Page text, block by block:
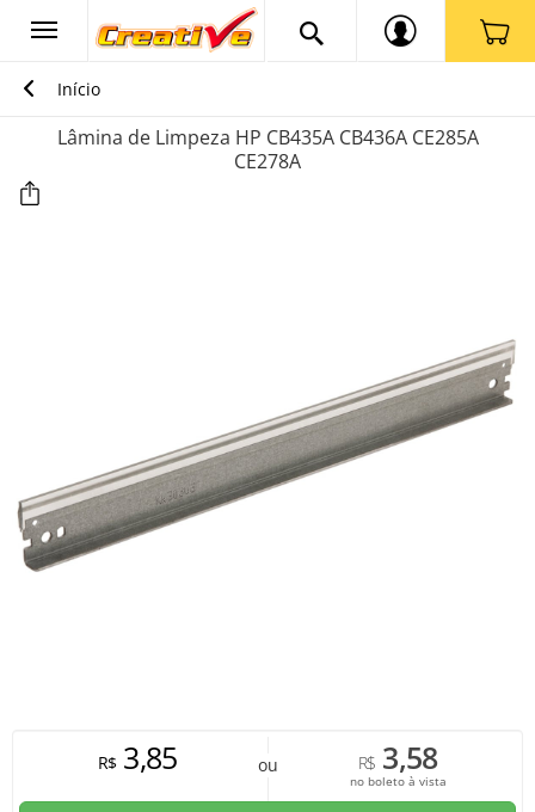
Início
Lâmina de Limpeza HP CB435A CB436A CE285A
CE278A
R$3,85 ou R$ 3,58
no boleto à vista